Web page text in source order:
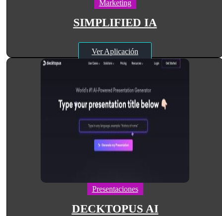
Marketing
SIMPLIFIED IA
Ver Aplicación
Presentaciones
DECKTOPUS AI